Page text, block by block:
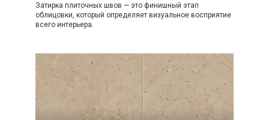
Затирка плиточных швов — это финишный этап
облицовки, который определяет визуальное восприятие
всего интерьера.